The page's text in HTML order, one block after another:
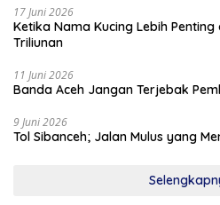
17 Juni 2026
Ketika Nama Kucing Lebih
Triliunan
11 Juni 2026
Banda Aceh Jangan Terjebak
9 Juni 2026
Tol Sibanceh; Jalan Mulus yang